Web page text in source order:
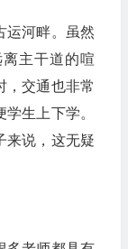
运河畔。虽然
主干道的喧
，交通也非常
生上下学。
来说，这无疑